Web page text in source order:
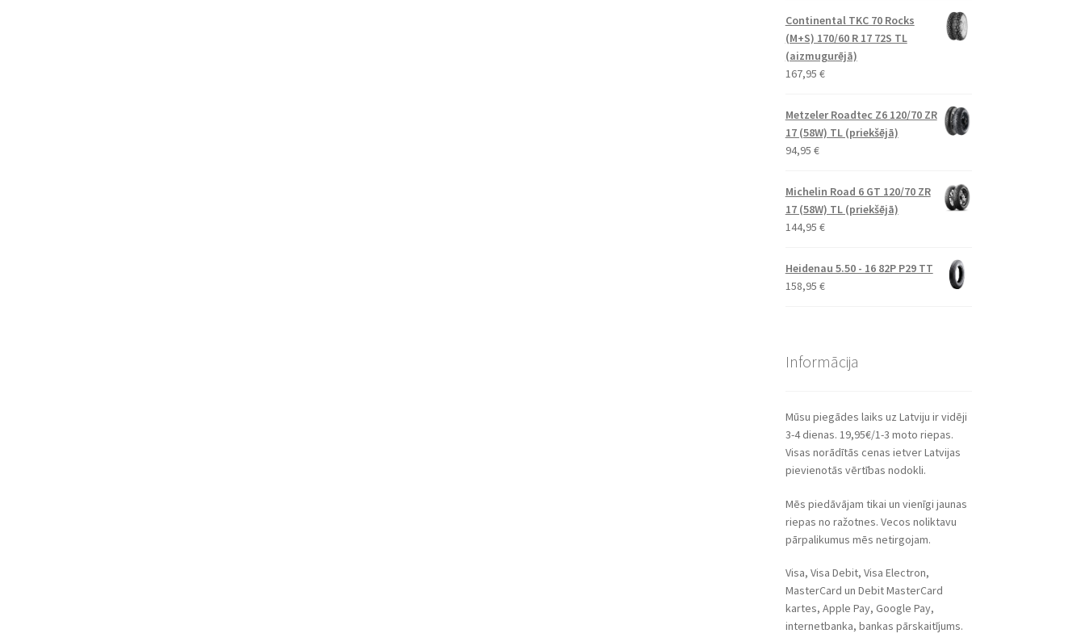
Continental TKC 70 Rocks
(M+S) 170/60 R 17 72S TL
(aizmugurējā)
167,95 €
Metzeler Roadtec Z6 120/70 ZR
17 (58W) TL (priekšējā)
94,95 €
Michelin Road 6 GT 120/70 ZR
17 (58W) TL (priekšējā)
144,95 €
Heidenau 5.50 - 16 82P P29 TT
158,95 €
Informācija
Mūsu piegādes laiks uz Latviju ir vidēji
3-4 dienas. 19,95€/1-3 moto riepas.
Visas norādītās cenas ietver Latvijas
pievienotās vērtības nodokli.
Mēs piedāvājam tikai un vienīgi jaunas
riepas no ražotnes. Vecos noliktavu
pārpalikumus mēs netirgojam.
Visa, Visa Debit, Visa Electron,
MasterCard un Debit MasterCard
kartes, Apple Pay, Google Pay,
internetbanka, bankas pārskaitījums.